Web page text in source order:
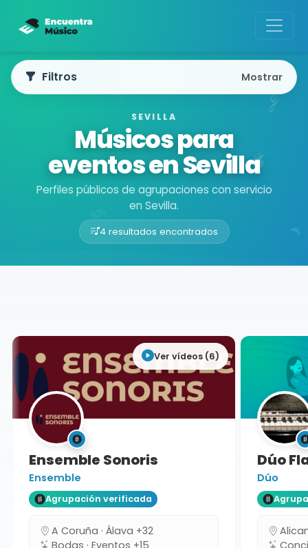
SEVILLA
Músicos para
eventos en Sevilla
Perfiles públicos de agrupaciones con servicio
en Sevilla.
4 resultados encontrados
Buscador de músicos
Filtros Mostrar
Ver vídeos (6)
Ensemble Sonoris
Ensemble
Agrupación verificada
A Coruña · Álava +32
Bodas · Eventos +15
Dúo
Dúo